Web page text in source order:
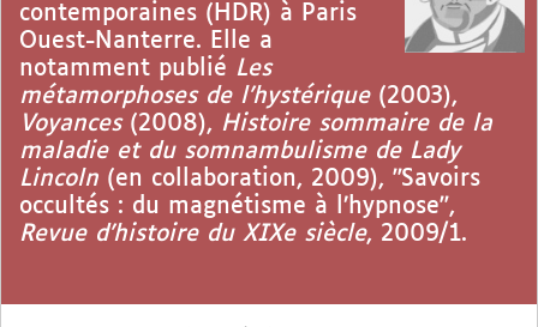
contemporaines (HDR) à Paris
Ouest-Nanterre. Elle a
notamment publié Les
métamorphoses de l’hystérique(2003),
Voyances(2008), Histoire sommaire de la
maladie et du somnambulisme de Lady
Lincoln (en collaboration, 2009), "Savoirs
occultés : du magnétisme à l’hypnose",
Revue d’histoire du XIXe siècle, 2009/1.